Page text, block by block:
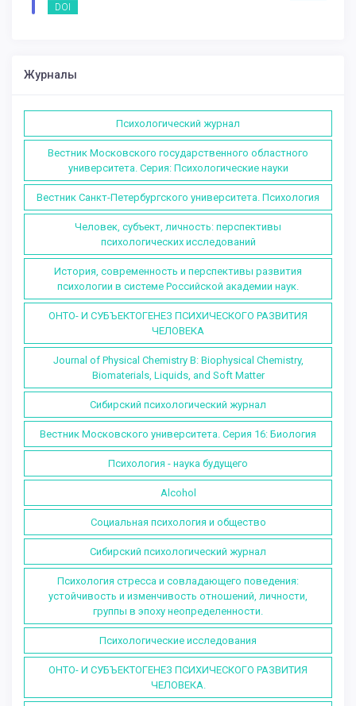
DOI
Журналы
Психологический журнал
Вестник Московского государственного областного
университета. Серия: Психологические науки
Вестник Санкт-Петербургского университета. Психология
Человек, субъект, личность: перспективы
психологических исследований
История, современность и перспективы развития
психологии в системе Российской академии наук.
ОНТО- И СУБЪЕКТОГЕНЕЗ ПСИХИЧЕСКОГО РАЗВИТИЯ
ЧЕЛОВЕКА
Journal of Physical Chemistry B: Biophysical Chemistry,
Biomaterials, Liquids, and Soft Matter
Сибирский психологический журнал
Вестник Московского университета. Серия 16: Биология
Психология - наука будущего
Alcohol
Социальная психология и общество
Сибирский психологический журнал
Психология стресса и совладающего поведения:
устойчивость и изменчивость отношений, личности,
группы в эпоху неопределенности.
Психологические исследования
ОНТО- И СУБЪЕКТОГЕНЕЗ ПСИХИЧЕСКОГО РАЗВИТИЯ
ЧЕЛОВЕКА.